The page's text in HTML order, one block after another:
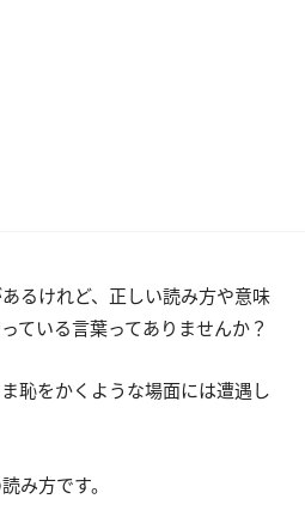
るけれど、正しい読み方や意味
ている言葉ってありませんか？
恥をかくような場面には遭遇し
み方です。